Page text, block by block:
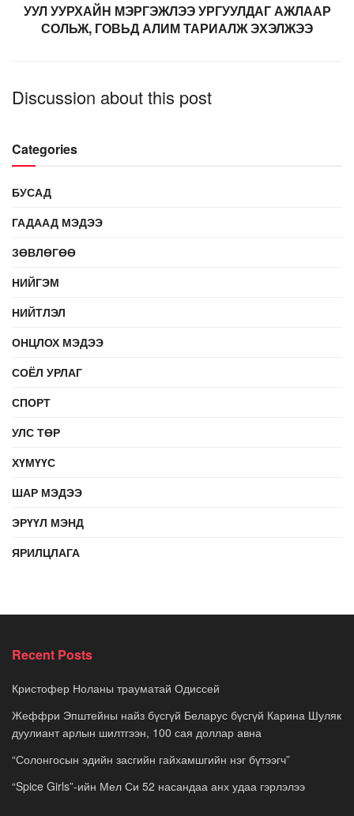
УУЛ УУРХАЙН МЭРГЭЖЛЭЭ УРГУУЛДАГ АЖЛААР
СОЛЬЖ, ГОВЬД АЛИМ ТАРИАЛЖ ЭХЭЛЖЭЭ
Discussion about this post
Categories
БУСАД
ГАДААД МЭДЭЭ
ЗӨВЛӨГӨӨ
НИЙГЭМ
НИЙТЛЭЛ
ОНЦЛОХ МЭДЭЭ
СОЁЛ УРЛАГ
СПОРТ
УЛС ТӨР
ХҮМҮҮС
ШАР МЭДЭЭ
ЭРҮҮЛ МЭНД
ЯРИЛЦЛАГА
Recent Posts
Кристофер Ноланы трауматай Одиссей
Жеффри Эпштейны найз бүсгүй Беларус бүсгүй Карина Шуляк
дуулиант арлын шилтгээн, 100 сая доллар авна
“Солонгосын эдийн засгийн гайхамшгийн нэг бүтээгч”
“Spice Girls”-ийн Мел Си 52 насандаа анх удаа гэрлэлээ